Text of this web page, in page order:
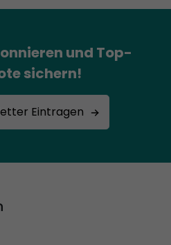
und Top-
sichern!
Eintragen